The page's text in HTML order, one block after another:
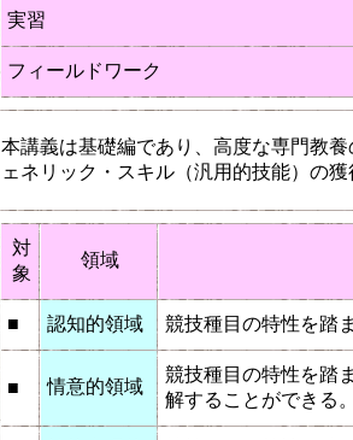
実習
フィールドワーク
本講義は基礎編であり、高度な専門教
ェネリック・スキル（汎用的技能）の
対
象
領域
■ 認知的領域 競技種目の特性を踏
■ 情意的領域
競技種目の特性を踏
解することができる